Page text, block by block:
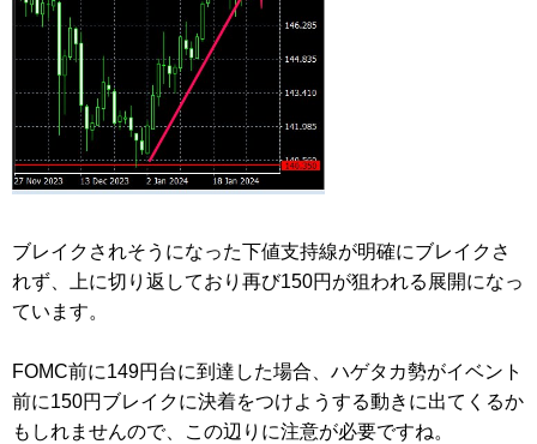
ブレイクされそうになった下値支持線が明確にブレイクさ
れず、上に切り返しており再び150円が狙われる展開になっ
ています。
FOMC前に149円台に到達した場合、ハゲタカ勢がイベント
前に150円ブレイクに決着をつけようする動きに出てくるか
もしれませんので、この辺りに注意が必要ですね。